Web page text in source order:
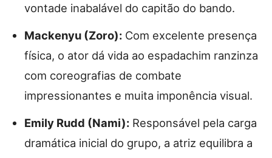
vontade inabalável do capitão do bando.
Mackenyu (Zoro): Com excelente presença
física, o ator dá vida ao espadachim ranzinza
com coreografias de combate
impressionantes e muita imponência visual.
Emily Rudd (Nami): Responsável pela carga
dramática inicial do grupo, a atriz equilibra a